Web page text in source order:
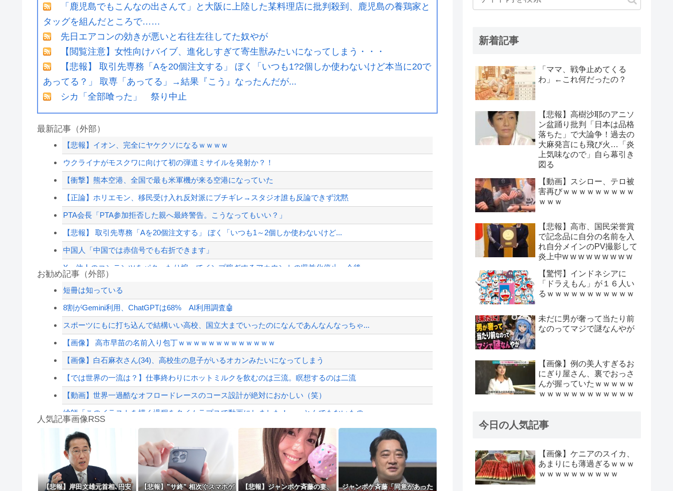
「鹿児島でもこんなの出さんて」と大阪に上陸した某料理店に批判殺到、鹿児島の養鶏家と
タッグを組んだところで……
先日エアコンの効きが悪いと右往左往してた奴やが
【閲覧注意】女性向けバイブ、進化しすぎて寄生獣みたいになってしまう・・・
【悲報】 取引先専務「Aを20個注文する」 ぼく「いつも1?2個しか使わないけど本当に20で
あってる？」 取専「あってる」→結果『こう』なったんだが...
シカ「全部喰った」 祭り中止
最新記事（外部）
【悲報】イオン、完全にヤケクソになるｗｗｗｗ
ウクライナがモスクワに向けて初の弾道ミサイルを発射か？！
【衝撃】熊本空港、全国で最も米軍機が来る空港になっていた
【正論】ホリエモン、移民受け入れ反対派にブチギレ→スタジオ誰も反論できず沈黙
PTA会長「PTA参加拒否した親へ最終警告。こうなってもいい？」
【悲報】 取引先専務「Aを20個注文する」 ぼく「いつも1～2個しか使わないけど...
中国人「中国では赤信号でも右折できます」
X、他人のコンテンツをパクったり煽ってインプ稼ぎするアカウントの収益化停止。今後...
スポーツにもに打ち込んで結構いい高校、国立大までいったのになんであんなんなっちゃ...
ウクライナがモスクワに向けて初の弾道ミサイルを発射か？！
さんま「どこでもドア？あれ不便やで」
【動画】ホリエモン、移民受け入れ反対派の若者にブチギレ→スタジオ誰も反論できず沈...
【配信者】「金バエ」のSNS更新が1週間途絶え、様々な憶測が飛び交う。1週間ぶり...
【緊急速報】NYで警官が黒人男性の首を絞め、暴動第二波不可避へ
Powered by livedoor 相互RSS
お勧め記事（外部）
短冊は知っている
8割がGemini利用、ChatGPTは68% AI利用調査🤖
スポーツにもに打ち込んで結構いい高校、国立大までいったのになんであんなんなっちゃ...
【画像】 高市早苗の名前入り包丁ｗｗｗｗｗｗｗｗｗｗｗｗｗ
【画像】白石麻衣さん(34)、高校生の息子がいるオカンみたいになってしまう
【では世界の一流は？】仕事終わりにホットミルクを飲むのは三流。瞑想するのは二流
【動画】世界一過酷なオフロードレースのコース設計が絶対におかしい（笑）
絵師「このイラストを描く過程をタイムラプスで動画にしました！」→とんでもないもの...
日本韓国台湾「少子化です」←わかる 中国北朝鮮「少子化です」←強権国家でも止めら...
大男「1回戦の相手はこのｶﾞｷか？楽勝だな」少年剣士「…ふんっ、あまり調子に乗ら...
8/4のニュース
日本旅行キャンセルすべきか…1万年ぶり史上最大級の火山の兆し＝韓国の反応
人気記事画像RSS
【悲報】岸田文雄元首相､円安
【悲報】”サ終” 相次ぐスマホゲ
【悲報】ジャンポケ斉藤の妻、
ジャンポケ斉藤「同意があった
新着記事
「ママ、戦争止めてくる
わ」←これ何だったの？
【悲報】高樹沙耶のアニソ
ン盆踊り批判「日本は品格
落ちた」で大論争！過去の
大麻発言にも飛び火…「炎
上気味なので」自ら幕引き
図る
【動画】スシロー、テロ被
害再びｗｗｗｗｗｗｗｗｗ
ｗｗｗ
【悲報】高市、国民栄誉賞
で記念品に自分の名前を入
れ自分メインのPV撮影して
炎上中w w w w w w w w w
【驚愕】インドネシアに
「ドラえもん」が１６人い
るｗｗｗｗｗｗｗｗｗｗｗ
未だに男が奢って当たり前
なのってマジで謎なんやが
【画像】例の美人すぎるお
にぎり屋さん、裏でおっさ
んが握っていたｗｗｗｗｗ
ｗｗｗｗｗｗｗｗｗｗｗｗ
今日の人気記事
【画像】ケニアのスイカ、
あまりにも薄過ぎるｗｗｗ
ｗｗｗｗｗｗｗｗｗｗ